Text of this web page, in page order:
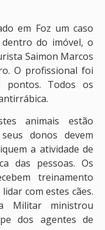
em Foz um caso
do imóvel, o
Saimon Marcos
O profissional foi
Todos os
animais estão
donos devem
a atividade de
das pessoas. Os
treinamento
com estes cães.
Militar ministrou
dos agentes de